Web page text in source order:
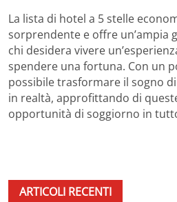
La lista di hotel a 5 stelle
sorprendente e offre un’ampia
chi desidera vivere
spendere una fortuna. Con un
possibile trasformare il sogno
in realtà, approfittando di
opportunità di soggiorno in
ARTICOLI RECENTI